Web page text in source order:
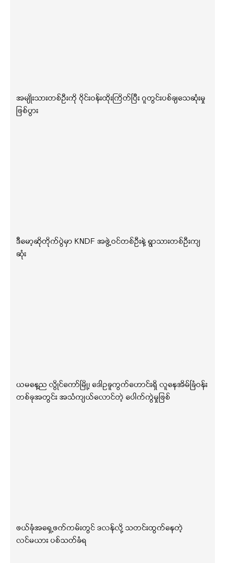
အမျိုးသားတစ်ဦးကို ဝိုင်းဝန်းထိုးကြိတ်ပြီး ဂူတွင်းပစ်ချသေဆုံးမှု
ဖြစ်ပွား
ဒီမော့ဆိုတိုက်ပွဲမှာ KNDF အဖွဲ့ဝင်တစ်ဦးနဲ့ ရွာသားတစ်ဦးကျ
ဆုံး
ယမနေ့ည လွိုင်ကော်မြို့၊ ဒေါဥခူကွက်ဟောင်းရှိ လူနေအိမ်ခြံဝန်း
တစ်ခုအတွင်း အသံကျယ်လောင်တဲ့ ပေါက်ကွဲမှုဖြစ်
ဖယ်ခုံအရှေ့ဖက်ကမ်းတွင် ဒလန်လို့ သတင်းထွက်နေတဲ့
လင်မယား ပစ်သတ်ခံရ